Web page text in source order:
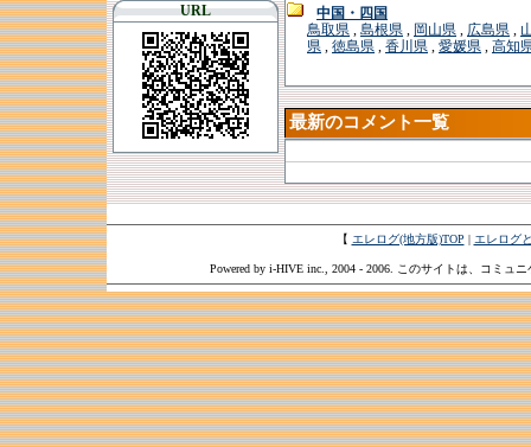
URL
中国・四国
鳥取県 , 島根県 , 岡山県 , 広島県 ,
県 , 徳島県 , 香川県 , 愛媛県 , 高知
最新のコメント一覧
【 エレログ(地方版)TOP | エレログ
Powered by i-HIVE inc., 2004 - 2006. このサイトは、コミュ